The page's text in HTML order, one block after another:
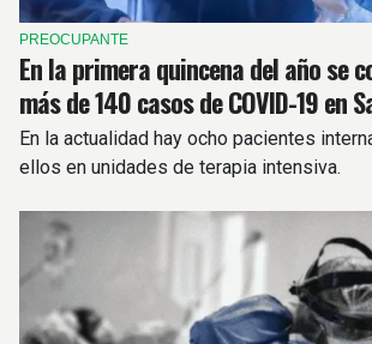
PREOCUPANTE
En la primera quincena del año se
más de 140 casos de COVID-19 en
En la actualidad hay ocho pacientes
ellos en unidades de terapia intensiva.